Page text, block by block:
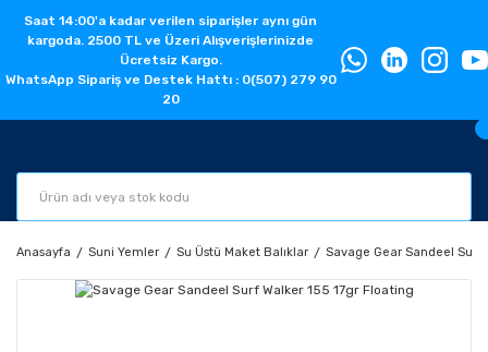
Saat 14:00'a kadar verilen siparişler aynı gün
kargoda. 2500 TL ve Üzeri Alışverişlerinizde
Ücretsiz Kargo.
WhatsApp Sipariş ve Destek Hattı : 0(507) 279 90
20
Anasayfa Suni Yemler Su Üstü Maket Balıklar Savage Gear Sandeel Surf